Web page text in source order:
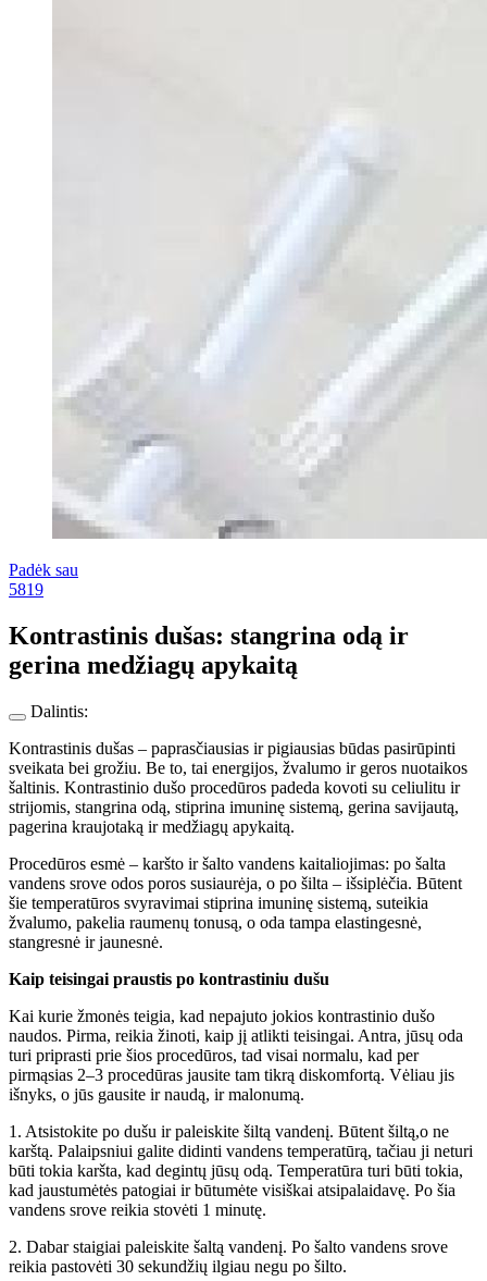
Padėk sau
5819
Kontrastinis dušas: stangrina odą ir
gerina medžiagų apykaitą
Dalintis:
Kontrastinis dušas – paprasčiausias ir pigiausias būdas pasirūpinti
sveikata bei grožiu. Be to, tai energijos, žvalumo ir geros nuotaikos
šaltinis. Kontrastinio dušo procedūros padeda kovoti su celiulitu ir
strijomis, stangrina odą, stiprina imuninę sistemą, gerina savijautą,
pagerina kraujotaką ir medžiagų apykaitą.
Procedūros esmė – karšto ir šalto vandens kaitaliojimas: po šalta
vandens srove odos poros susiaurėja, o po šilta – išsiplėčia. Būtent
šie temperatūros svyravimai stiprina imuninę sistemą, suteikia
žvalumo, pakelia raumenų tonusą, o oda tampa elastingesnė,
stangresnė ir jaunesnė.
Kaip teisingai praustis po kontrastiniu dušu
Kai kurie žmonės teigia, kad nepajuto jokios kontrastinio dušo
naudos. Pirma, reikia žinoti, kaip jį atlikti teisingai. Antra, jūsų oda
turi priprasti prie šios procedūros, tad visai normalu, kad per
pirmąsias 2–3 procedūras jausite tam tikrą diskomfortą. Vėliau jis
išnyks, o jūs gausite ir naudą, ir malonumą.
1. Atsistokite po dušu ir paleiskite šiltą vandenį. Būtent šiltą,o ne
karštą. Palaipsniui galite didinti vandens temperatūrą, tačiau ji neturi
būti tokia karšta, kad degintų jūsų odą. Temperatūra turi būti tokia,
kad jaustumėtės patogiai ir būtumėte visiškai atsipalaidavę. Po šia
vandens srove reikia stovėti 1 minutę.
2. Dabar staigiai paleiskite šaltą vandenį. Po šalto vandens srove
reikia pastovėti 30 sekundžių ilgiau negu po šilto.